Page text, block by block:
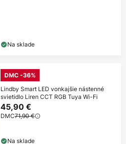
Na sklade
DMC -36%
Lindby Smart LED vonkajšie nástenné
svietidlo Liren CCT RGB Tuya Wi-Fi
45,90 €
DMC71,90 €
Na sklade